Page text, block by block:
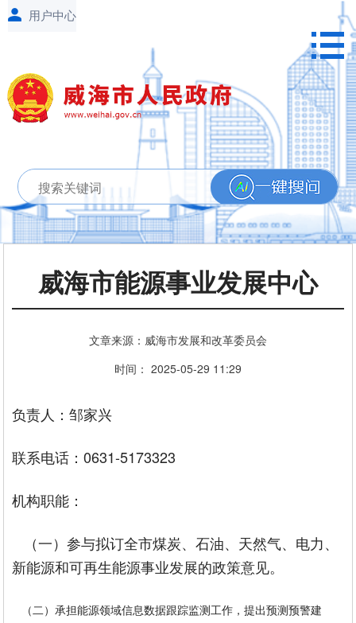
威海市能源事业发展中心
文章来源：威海市发展和改革委员会
时间： 2025-05-29 11:29
负责人：邹家兴
联系电话：0631-5173323
机构职能：
（一）参与拟订全市煤炭、石油、天然气、电力、
新能源和可再生能源事业发展的政策意见。
（二）承担能源领域信息数据跟踪监测工作，提出预测预警建